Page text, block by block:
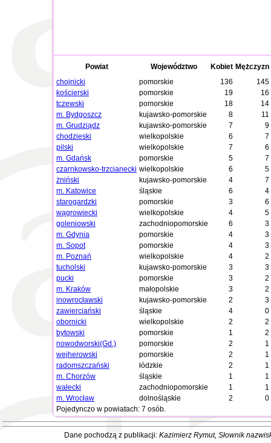
Powiat Województwo Kobiet Mężczyzn
chojnicki
pomorskie 136
145
kościerski
pomorskie 19
16
tczewski
pomorskie 18
14
m. Bydgoszcz
kujawsko-pomorskie 8
11
m. Grudziądz
kujawsko-pomorskie 7
9
chodzieski
wielkopolskie 6
7
pilski
wielkopolskie 7
6
m. Gdańsk
pomorskie 5
7
czarnkowsko-trzcianecki wielkopolskie 6
5
żniński
kujawsko-pomorskie 4
7
m. Katowice
śląskie 6
4
starogardzki
pomorskie 3
6
wągrowiecki
wielkopolskie 4
5
goleniowski
zachodniopomorskie 6
3
m. Gdynia
pomorskie 4
3
m. Sopot
pomorskie 4
3
m. Poznań
wielkopolskie 4
2
tucholski
kujawsko-pomorskie 3
3
pucki
pomorskie 3
2
m. Kraków
małopolskie 3
2
inowrocławski
kujawsko-pomorskie 2
3
zawierciański
śląskie 4
0
obornicki
wielkopolskie 2
2
bytowski
pomorskie 1
2
nowodworski(Gd.)
pomorskie 2
1
wejherowski
pomorskie 2
1
radomszczański
łódzkie 2
1
m. Chorzów
śląskie 1
1
wałecki
zachodniopomorskie 1
1
m. Wrocław
dolnośląskie 2
0
Pojedynczo w powiatach: 7 osób.
Dane pochodzą z publikacji: Kazimierz Rymut, Słownik